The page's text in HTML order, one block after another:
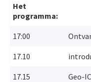
Het
programma:
17:00
17.10
17.15 Geo-